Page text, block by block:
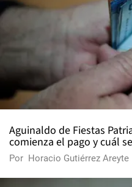
Aguinaldo de Fiestas
comienza el pago y cuál
Por Horacio Gutiérrez Areyte